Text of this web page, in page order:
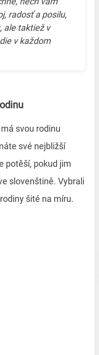
radosť a posilu,
ale taktiež v
v každom
svou rodinu
své nejbližší
potěší, pokud jim
slovenštině. Vybrali
šité na míru.